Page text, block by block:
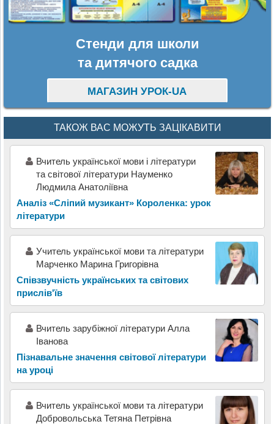
Стенди для школи
та дитячого садка
МАГАЗИН УРОК-UA
ТАКОЖ ВАС МОЖУТЬ ЗАЦІКАВИТИ
Вчитель української мови і літератури
та світової літератури Науменко
Людмила Анатоліївна
Аналіз «Сліпий музикант» Короленка: урок
літератури
Учитель української мови та літератури
Марченко Марина Григорівна
Співзвучність українських та світових
прислів'їв
Вчитель зарубіжної літератури Алла
Іванова
Пізнавальне значення світової літератури
на уроці
Вчитель української мови та літератури
Добровольська Тетяна Петрівна